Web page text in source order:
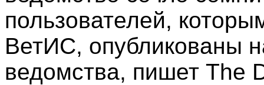
пользователей,
ВетИС, опубликованы
ведомства, пишет The